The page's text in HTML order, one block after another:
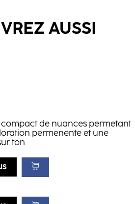
AUSSI
compact de nuances permetant
permenente et une
ton